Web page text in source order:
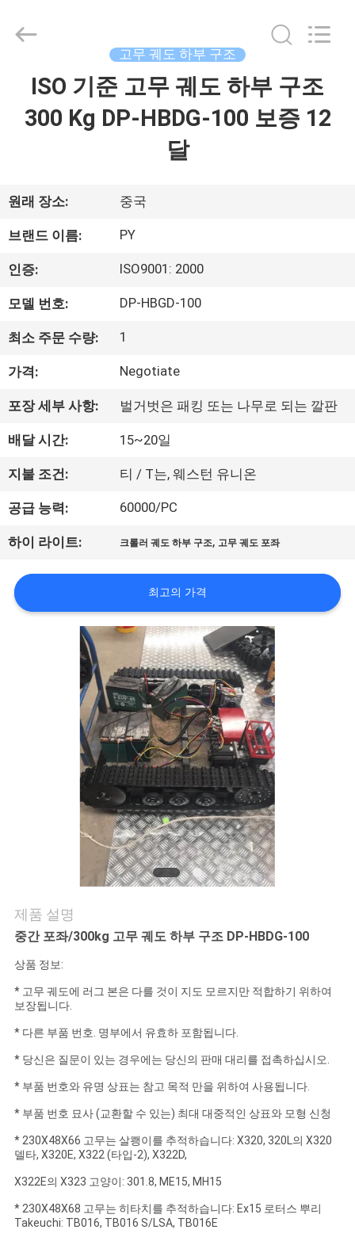
회
사
소
공
장
견
학
품
관
요
청
하
다
NEWS
이
트
맵
Shanghai
Reserved.
고무 궤도 하부 구조
ISO 기준 고무 궤도 하부 구조
300 Kg DP-HBDG-100 보증 12
달
원래 장소: 중국
브랜드 이름: PY
인증: ISO9001: 2000
모델 번호: DP-HBGD-100
최소 주문 수량: 1
가격: Negotiate
포장 세부 사항: 벌거벗은 패킹 또는 나무로 되는 깔판
배달 시간: 15~20일
지불 조건: 티 / T는, 웨스턴 유니온
공급 능력: 60000/PC
하이 라이트: 크롤러 궤도 하부 구조, 고무 궤도 포좌
최고의 가격
제품 설명
중간 포좌/300kg 고무 궤도 하부 구조 DP-HBDG-100
상품 정보:
* 고무 궤도에 러그 본은 다를 것이 지도 모르지만 적합하기 위하여
보장됩니다.
* 다른 부품 번호. 명부에서 유효하 포함됩니다.
* 당신은 질문이 있는 경우에는 당신의 판매 대리를 접촉하십시오.
* 부품 번호와 유명 상표는 참고 목적 만을 위하여 사용됩니다.
* 부품 번호 묘사 (교환할 수 있는) 최대 대중적인 상표와 모형 신청
* 230X48X66 고무는 살쾡이를 추적하습니다: X320, 320L의 X320
델타, X320E, X322 (타입-2), X322D,
X322E의 X323 고양이: 301.8, ME15, MH15
* 230X48X68 고무는 히타치를 추적하습니다: Ex15 로터스 뿌리
Takeuchi: TB016, TB016 S/LSA, TB016E